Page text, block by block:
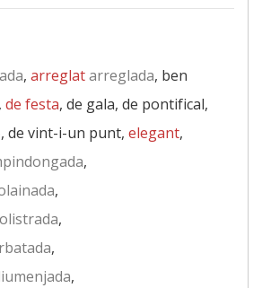
, arreglatarreglada, ben
de festa, de gala, de pontifical,
de vint-i-un punt, elegant,
,
,
,
,
,